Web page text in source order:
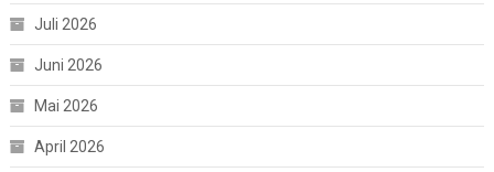
Juli 2026
Juni 2026
Mai 2026
April 2026